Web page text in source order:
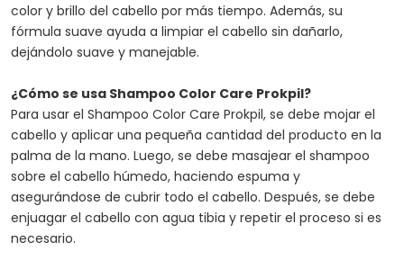
color y brillo del cabello por más tiempo. Además, su
fórmula suave ayuda a limpiar el cabello sin dañarlo,
dejándolo suave y manejable.
¿Cómo se usa Shampoo Color Care Prokpil?
Para usar el Shampoo Color Care Prokpil, se debe mojar el
cabello y aplicar una pequeña cantidad del producto en la
palma de la mano. Luego, se debe masajear el shampoo
sobre el cabello húmedo, haciendo espuma y
asegurándose de cubrir todo el cabello. Después, se debe
enjuagar el cabello con agua tibia y repetir el proceso si es
necesario.